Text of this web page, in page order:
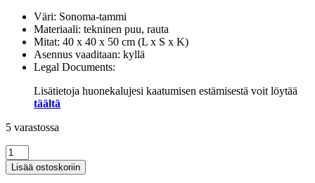
Väri: Sonoma-tammi
Materiaali: tekninen puu, rauta
Mitat: 40 x 40 x 50 cm (L x S x K)
Asennus vaaditaan: kyllä
Legal Documents:
Lisätietoja huonekalujesi kaatumisen estämisestä voit löytää
täältä
5 varastossa
Yöpöytä
Sonoma-
tammi
Lisää ostoskoriin